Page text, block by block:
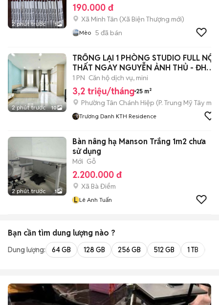
2 phút trước 1
190.000 đ
Xã Minh Tân (Xã Biện Thượng mới)
Mèo 5 đã bán
2 phút trước 10
TRỐNG LẠI 1 PHÒNG STUDIO FULL NỘI
THẤT NGAY NGUYỄN ẢNH THỦ - ĐH
HUFLIT
1 PN Căn hộ dịch vụ, mini
3,2 triệu/tháng 25 m²
Phường Tân Chánh Hiệp (P. Trung Mỹ Tây mới)
Trương Danh KTH Residence
2 phút trước 1
Bàn nâng hạ Manson Trắng 1m2 chưa
sử dụng
Mới Gỗ
2.200.000 đ
Xã Bà Điểm
L Lê Anh Tuấn
Bạn cần tìm dung lượng nào ?
Dung lượng: 64 GB 128 GB 256 GB 512 GB 1 TB